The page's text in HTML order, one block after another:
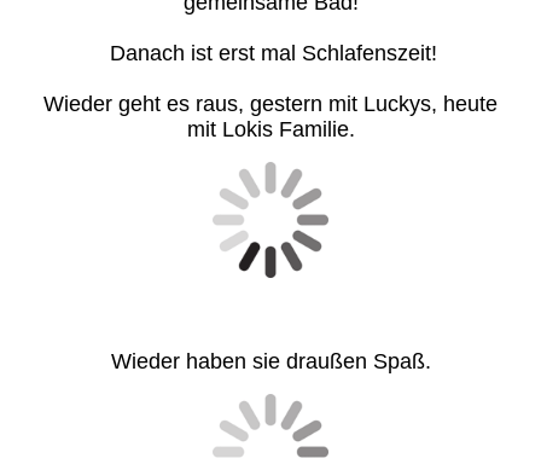
Danach ist erst mal Schlafenszeit!
Wieder geht es raus, gestern mit Luckys, heute
mit Lokis Familie.
Wieder haben sie draußen Spaß.